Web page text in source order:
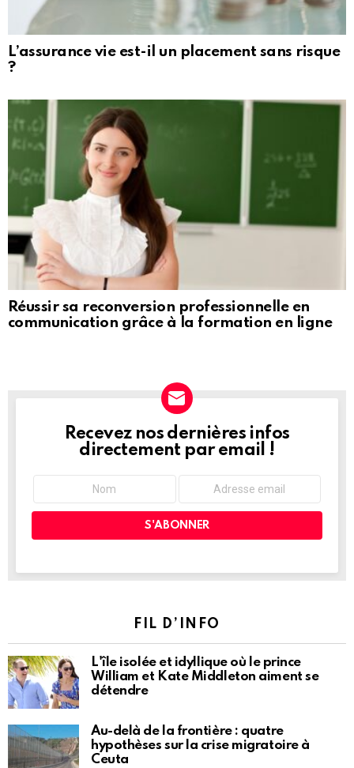
L’assurance vie est-il un placement sans risque
?
Réussir sa reconversion professionnelle en
communication grâce à la formation en ligne
NEWSLETTER
Recevez nos dernières infos
directement par email !
FIL D’INFO
L'île isolée et idyllique où le prince
William et Kate Middleton aiment se
détendre
Au-delà de la frontière : quatre
hypothèses sur la crise migratoire à
Ceuta